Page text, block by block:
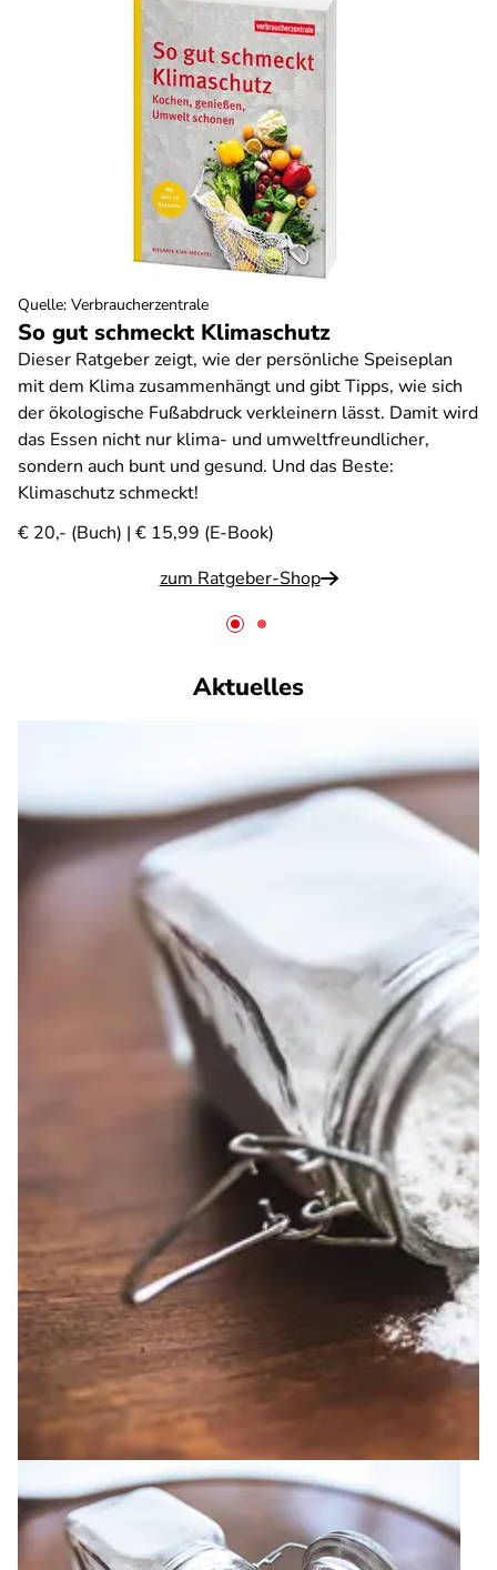
So gut schmeckt Klimaschutz
Dieser Ratgeber zeigt, wie der persönliche Speiseplan
mit dem Klima zusammenhängt und gibt Tipps, wie sich
der ökologische Fußabdruck verkleinern lässt. Damit wird
das Essen nicht nur klima- und umweltfreundlicher,
sondern auch bunt und gesund. Und das Beste:
Klimaschutz schmeckt!
€ 20,- (Buch) | € 15,99 (E-Book)
zum Ratgeber-Shop
Quelle: Verbraucherzentrale
Aktuelles